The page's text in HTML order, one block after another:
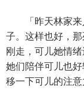
「昨天林家来
子。这样也好，
刚走，可儿她情
她们陪伴可儿也好
移一下可儿的注意